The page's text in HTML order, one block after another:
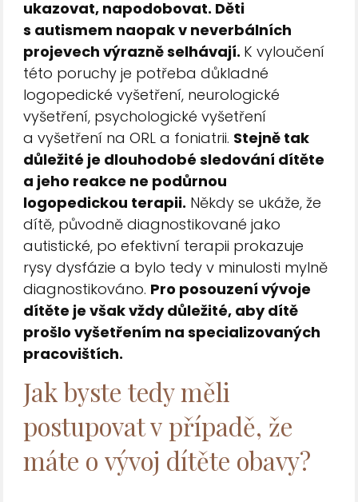
ukazovat, napodobovat. Děti
s autismem naopak v neverbálních
projevech výrazně selhávají. K vyloučení
této poruchy je potřeba důkladné
logopedické vyšetření, neurologické
vyšetření, psychologické vyšetření
a vyšetření na ORL a foniatrii. Stejně tak
důležité je dlouhodobé sledování dítěte
a jeho reakce ne podůrnou
logopedickou terapii. Někdy se ukáže, že
dítě, původně diagnostikované jako
autistické, po efektivní terapii prokazuje
rysy dysfázie a bylo tedy v minulosti mylně
diagnostikováno. Pro posouzení vývoje
dítěte je však vždy důležité, aby dítě
prošlo vyšetřením na specializovaných
pracovištích.
Jak byste tedy měli
postupovat v případě, že
máte o vývoj dítěte obavy?